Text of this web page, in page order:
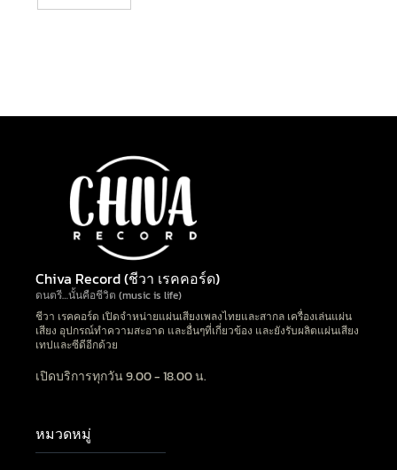
Chiva Record (ชีวา เรคคอร์ด)
ดนตรี…นั้นคือชีวิต (music is life)
ชีวา เรคคอร์ด เปิดจำหน่ายแผ่นเสียงเพลงไทยและสากล เครื่องเล่นแผ่น
เสียง อุปกรณ์ทำความสะอาด และอื่นๆที่เกี่ยวข้อง และยังรับผลิตแผ่นเสียง
เทปและซีดีอีกด้วย
เปิดบริการทุกวัน 9.00 - 18.00 น.
หมวดหมู่